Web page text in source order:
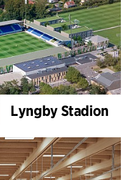
Lyngby Stadion